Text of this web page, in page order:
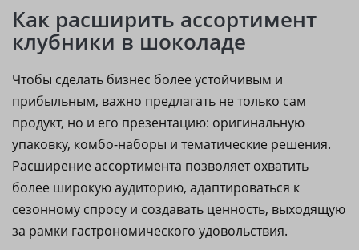
Как расширить ассортимент
клубники в шоколаде
Чтобы сделать бизнес более устойчивым и
прибыльным, важно предлагать не только сам
продукт, но и его презентацию: оригинальную
упаковку, комбо-наборы и тематические решения.
Расширение ассортимента позволяет охватить
более широкую аудиторию, адаптироваться к
сезонному спросу и создавать ценность, выходящую
за рамки гастрономического удовольствия.